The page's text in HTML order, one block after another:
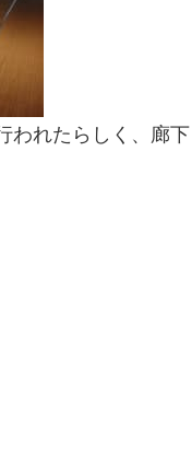
われたらしく、廊下